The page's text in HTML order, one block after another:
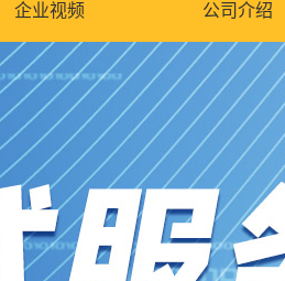
企业视频 公司介绍